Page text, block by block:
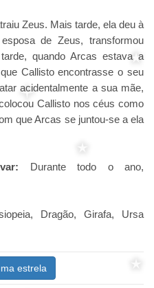
Zeus. Mais tarde, ela deu à
de Zeus, transformou
quando Arcas estava a
Callisto encontrasse o seu
acidentalmente a sua mãe,
Callisto nos céus como
que Arcas se juntou-se a ela
Durante todo o ano,
Dragão, Girafa, Ursa
estrela